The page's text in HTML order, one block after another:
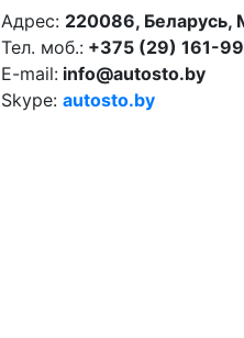
Адрес: 220086, Беларусь,
Тел. моб.: +375 (29) 161-
E-mail: info@autosto.by
Skype: autosto.by